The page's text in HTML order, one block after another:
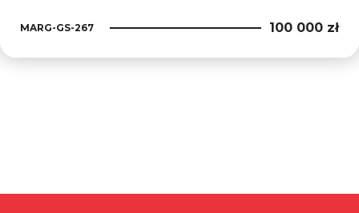
MARG-GS-267 100 000 zł